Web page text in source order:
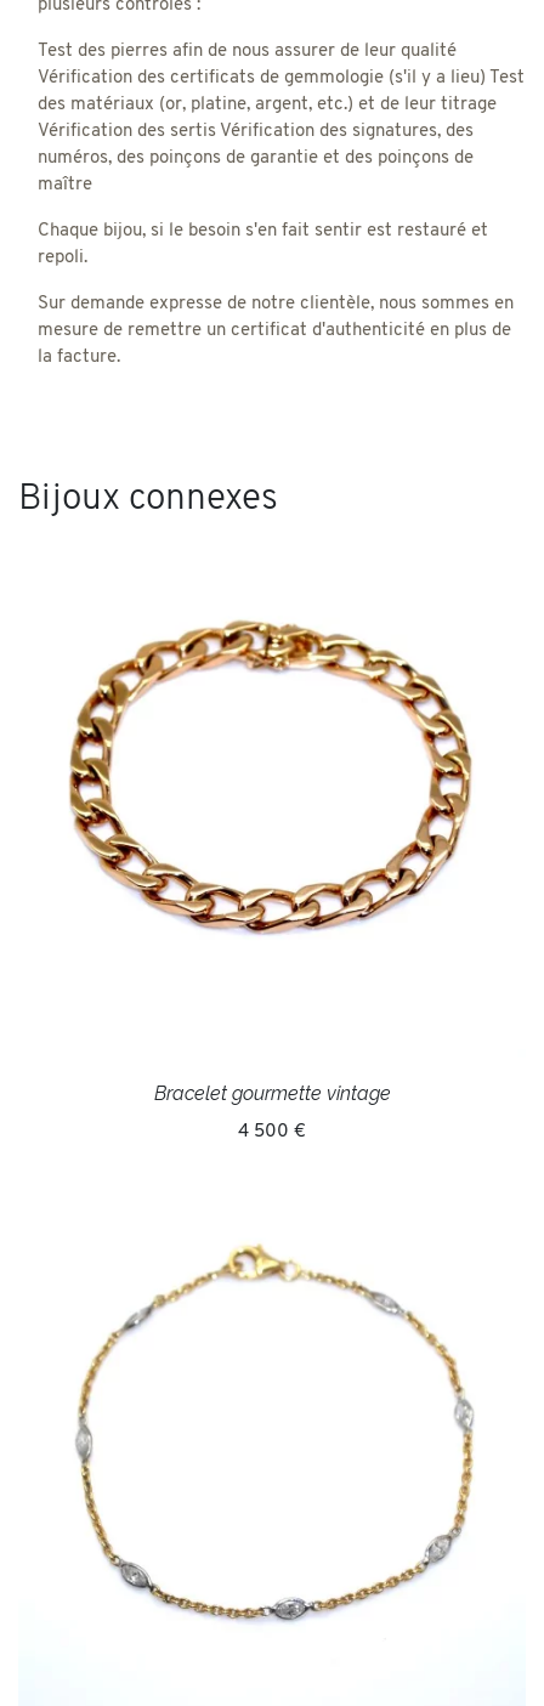
plusieurs contrôles :
Test des pierres afin de nous assurer de leur qualité
Vérification des certificats de gemmologie (s'il y a lieu) Test
des matériaux (or, platine, argent, etc.) et de leur titrage
Vérification des sertis Vérification des signatures, des
numéros, des poinçons de garantie et des poinçons de
maître
Chaque bijou, si le besoin s'en fait sentir est restauré et
repoli.
Sur demande expresse de notre clientèle, nous sommes en
mesure de remettre un certificat d'authenticité en plus de
la facture.
Bijoux connexes
Bracelet gourmette vintage
4 500 €